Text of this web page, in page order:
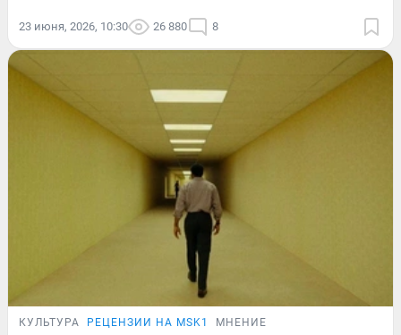
23 июня, 2026, 10:30 26 880 8
КУЛЬТУРА РЕЦЕНЗИИ НА MSK1 МНЕНИЕ